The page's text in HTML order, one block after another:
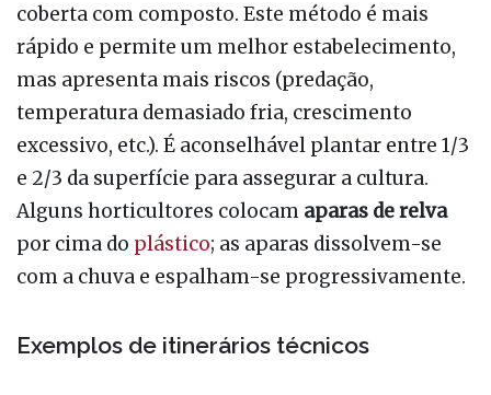
coberta com composto. Este método é mais
rápido e permite um melhor estabelecimento,
mas apresenta mais riscos (predação,
temperatura demasiado fria, crescimento
excessivo, etc.). É aconselhável plantar entre 1/3
e 2/3 da superfície para assegurar a cultura.
Alguns horticultores colocam aparas de relva
por cima do plástico; as aparas dissolvem-se
com a chuva e espalham-se progressivamente.
Exemplos de itinerários técnicos